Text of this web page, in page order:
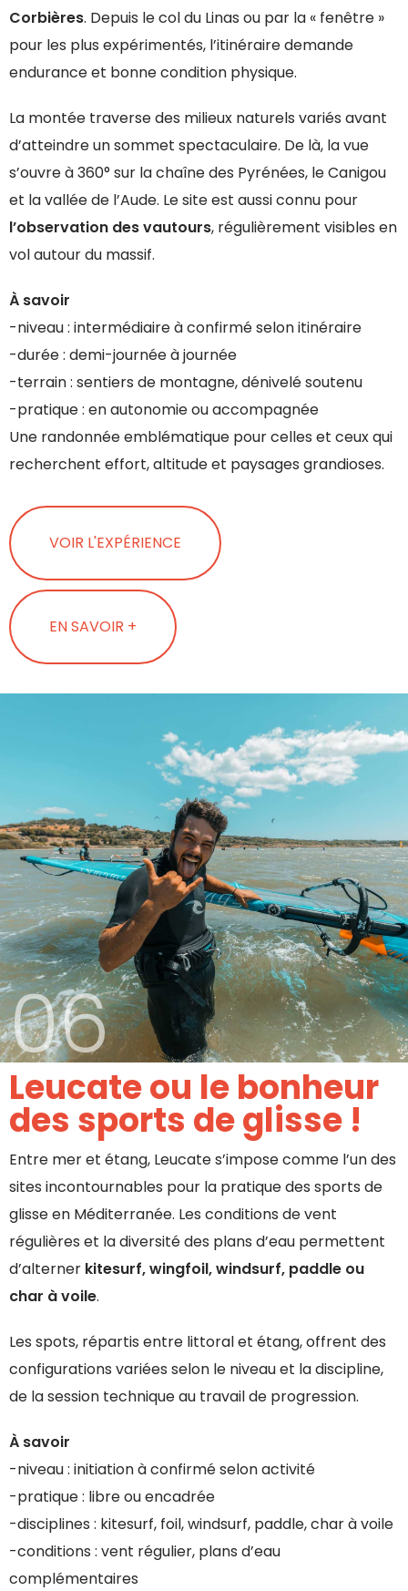
Corbières. Depuis le col du Linas ou par la « fenêtre »
pour les plus expérimentés, l’itinéraire demande
endurance et bonne condition physique.
La montée traverse des milieux naturels variés avant
d’atteindre un sommet spectaculaire. De là, la vue
s’ouvre à 360° sur la chaîne des Pyrénées, le Canigou
et la vallée de l’Aude. Le site est aussi connu pour
l’observation des vautours, régulièrement visibles en
vol autour du massif.
À savoir
-niveau : intermédiaire à confirmé selon itinéraire
-durée : demi-journée à journée
-terrain : sentiers de montagne, dénivelé soutenu
-pratique : en autonomie ou accompagnée
Une randonnée emblématique pour celles et ceux qui
recherchent effort, altitude et paysages grandioses.
VOIR L'EXPÉRIENCE
EN SAVOIR +
06
Leucate ou le bonheur
des sports de glisse !
Entre mer et étang, Leucate s’impose comme l’un des
sites incontournables pour la pratique des sports de
glisse en Méditerranée. Les conditions de vent
régulières et la diversité des plans d’eau permettent
d’alterner kitesurf, wingfoil, windsurf, paddle ou
char à voile.
Les spots, répartis entre littoral et étang, offrent des
configurations variées selon le niveau et la discipline,
de la session technique au travail de progression.
À savoir
-niveau : initiation à confirmé selon activité
-pratique : libre ou encadrée
-disciplines : kitesurf, foil, windsurf, paddle, char à voile
-conditions : vent régulier, plans d’eau
complémentaires